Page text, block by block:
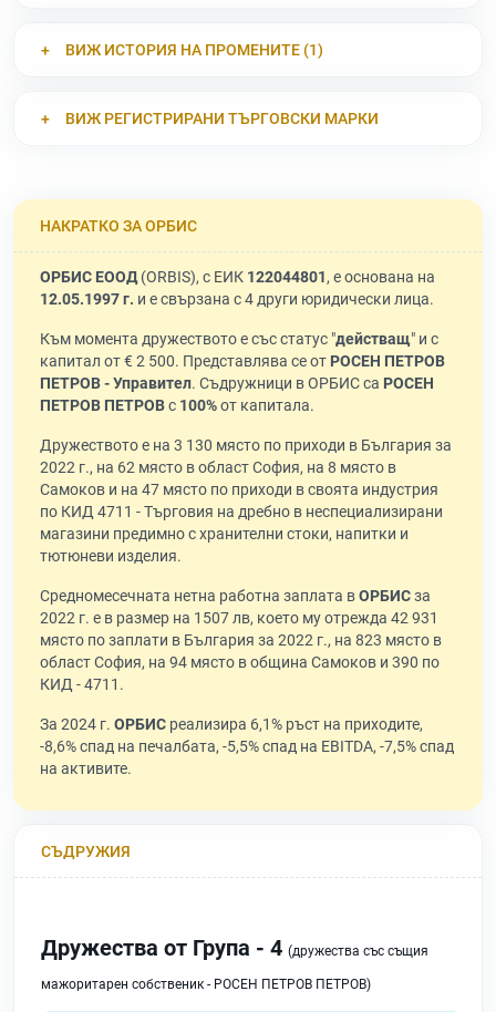
ВИЖ ИСТОРИЯ НА ПРОМЕНИТЕ (1)
ВИЖ РЕГИСТРИРАНИ ТЪРГОВСКИ МАРКИ
НАКРАТКО ЗА ОРБИС
ОРБИС ЕООД(ORBIS), с ЕИК 122044801, е основана на
12.05.1997 г. и е свързана с 4 други юридически лица.
Към момента дружеството е със статус "действащ" и с
капитал от € 2 500. Представлява се от РОСЕН ПЕТРОВ
ПЕТРОВ - Управител. Съдружници в ОРБИС са РОСЕН
ПЕТРОВ ПЕТРОВс 100%от капитала.
Дружеството е на 3 130 място по приходи в България за
2022 г., на 62 място в област София, на 8 място в
Самоков и на 47 място по приходи в своята индустрия
по КИД 4711 - Търговия на дребно в неспециализирани
магазини предимно с хранителни стоки, напитки и
тютюневи изделия.
Средномесечната нетна работна заплата вОРБИСза
2022 г. е в размер на 1507 лв, което му отрежда 42 931
място по заплати в България за 2022 г., на 823 място в
област София, на 94 място в община Самоков и 390 по
КИД - 4711.
За 2024 г. ОРБИС реализира 6,1% ръст на приходите,
-8,6% спад на печалбата, -5,5% спад на EBITDA, -7,5% спад
на активите.
СЪДРУЖИЯ
Дружества от Група - 4 (дружества със същия
мажоритарен собственик - РОСЕН ПЕТРОВ ПЕТРОВ)